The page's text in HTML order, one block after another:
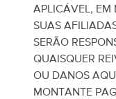
APLICÁVEL, EM
SUAS
SERÃO
QUAISQUER
OU DANOS
MONTANTE